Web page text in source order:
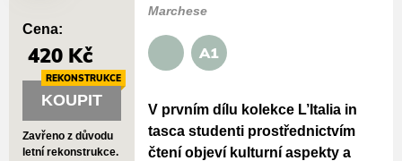
Marchese
A1
V prvním dílu kolekce L’Italia in
tasca studenti prostřednictvím
čtení objeví kulturní aspekty a
Cena:
420 Kč
KOUPIT
REKONSTRUKCE
Zavřeno z důvodu
letní rekonstrukce.